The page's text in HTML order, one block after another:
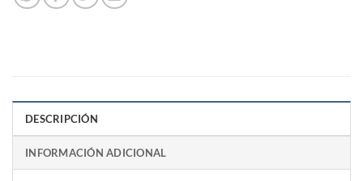
DESCRIPCIÓN
INFORMACIÓN ADICIONAL